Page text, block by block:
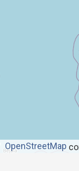
OpenStreetMap